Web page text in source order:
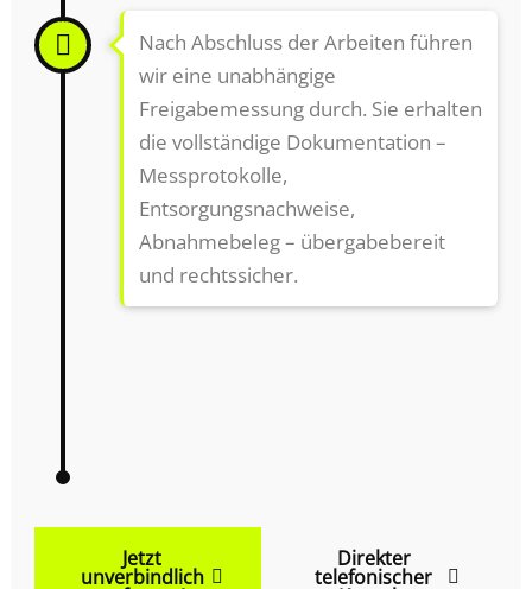
Nach Abschluss der Arbeiten führen
wir eine unabhängige
Freigabemessung durch. Sie erhalten
die vollständige Dokumentation –
Messprotokolle,
Entsorgungsnachweise,
Abnahmebeleg – übergabebereit
und rechtssicher.
Jetzt
unverbindlich
Direkter
telefonischer